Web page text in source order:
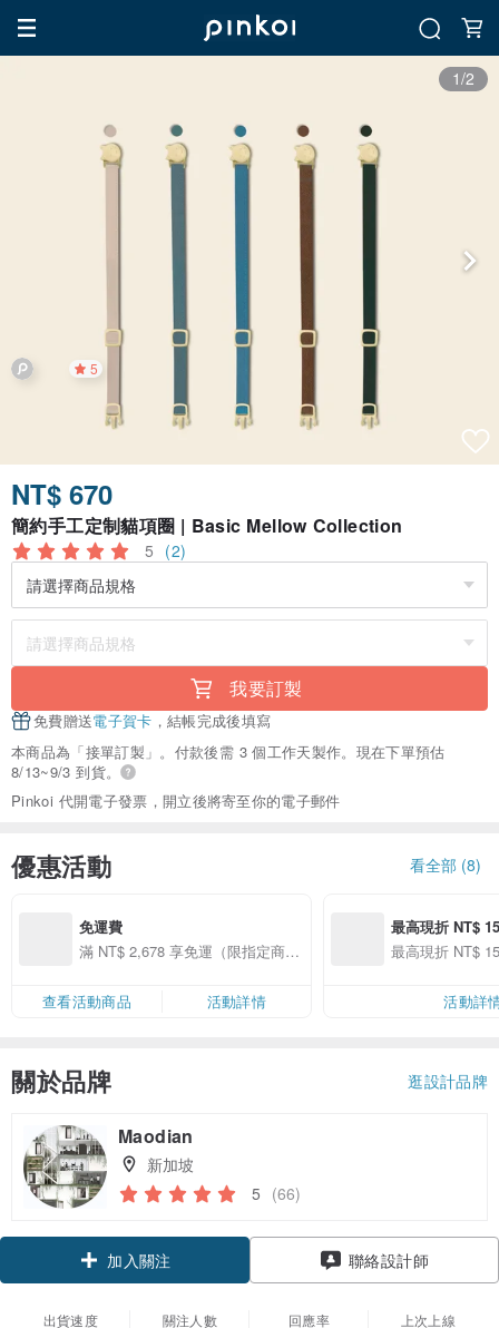
1/2
5
NT$ 670
簡約手工定制貓項圈 | Basic Mellow Collection
5 (2)
我要訂製
免費贈送電子賀卡 ，結帳完成後填寫
本商品為「接單訂製」。付款後需 3 個工作天製作。現在下單預估
8/13~9/3 到貨。
Pinkoi 代開電子發票，開立後將寄至你的電子郵件
優惠活動 看全部 (8)
免運費
滿 NT$ 2,678 享免運（限指定商
查看活動商品
活動詳情
最高現折 NT$
最高現折 NT$
活動詳
關於品牌 逛設計品牌
Maodian
新加坡
5 (66)
加入關注 聯絡設計師
出貨速度
關注人數
回應率
上次上線